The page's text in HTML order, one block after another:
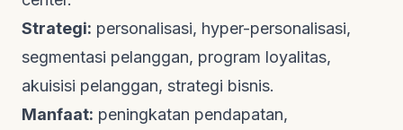
Strategi: personalisasi, hyper-personalisasi,
segmentasi pelanggan, program loyalitas,
akuisisi pelanggan, strategi bisnis.
Manfaat: peningkatan pendapatan,